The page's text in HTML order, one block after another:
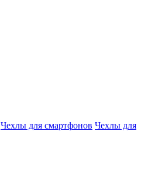
Чехлы для смартфонов Чехлы для